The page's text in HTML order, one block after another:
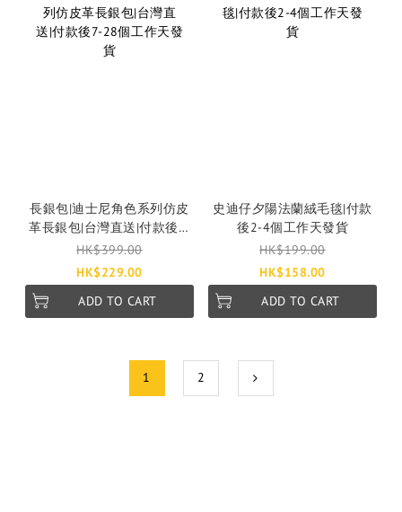
長銀包|迪士尼角色系列仿皮
革長銀包|台灣直送|付款後7-
28個工作天發貨
HK$399.00
HK$229.00
ADD TO CART
史迪仔夕陽法蘭絨毛毯|付款
後2-4個工作天發貨
HK$199.00
HK$158.00
ADD TO CART
1 2